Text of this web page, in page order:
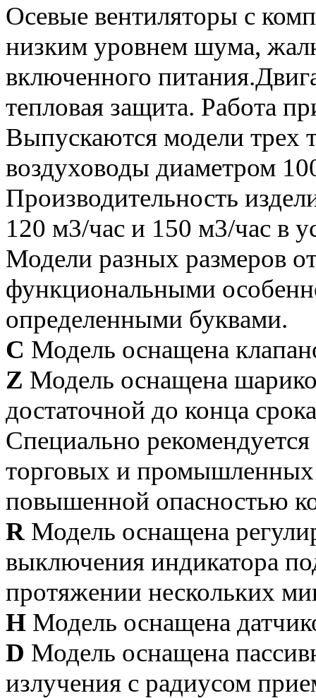
Осевые вентиляторы с
низким уровнем шума,
включенного
тепловая защита. Работа
Выпускаются модели трех
воздуховоды диаметром
Производительность
120 м3/час и 150 м3/час в
Модели разных размеров
функциональными
определенными буквами.
C Модель оснащена
Z Модель оснащена
достаточной до конца
Специально
торговых и
повышенной опасностью
R Модель оснащена
выключения индикатора
протяжении нескольких
H Модель оснащена
D Модель оснащена
излучения с радиусом